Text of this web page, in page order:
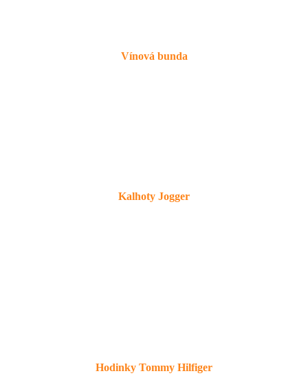
Vínová bunda
Kalhoty Jogger
Hodinky Tommy Hilfiger